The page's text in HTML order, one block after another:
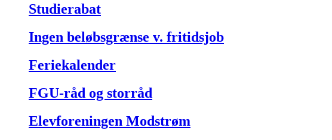
Studierabat
Ingen beløbsgrænse v. fritidsjob
Feriekalender
FGU-råd og storråd
Elevforeningen Modstrøm